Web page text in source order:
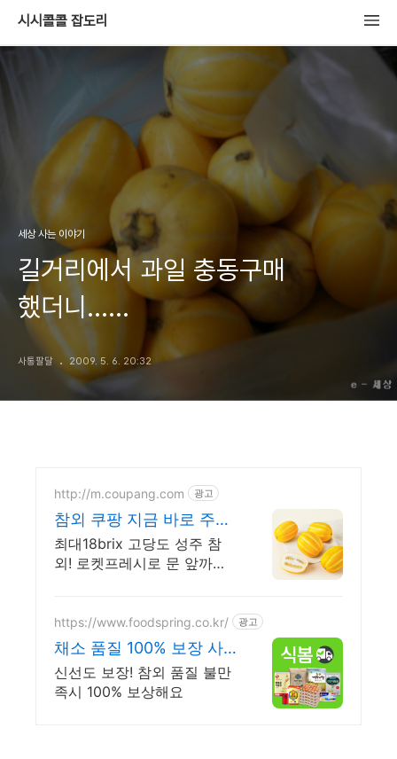
시시콜콜 잡도리
세상 사는 이야기
길거리에서 과일 충동구매
했더니......
사통팔달 2009. 5. 6. 20:32
http://m.coupang.com 광고
참외 쿠팡 지금 바로 주문
하세요
최대18brix 고당도 성주 참
외! 로켓프레시로 문 앞까지
제철 참외를 만나세요.
https://www.foodspring.co.kr/ 광고
채소 품질 100% 보장 사
업자 전용 특가
신선도 보장! 참외 품질 불만
족시 100% 보상해요